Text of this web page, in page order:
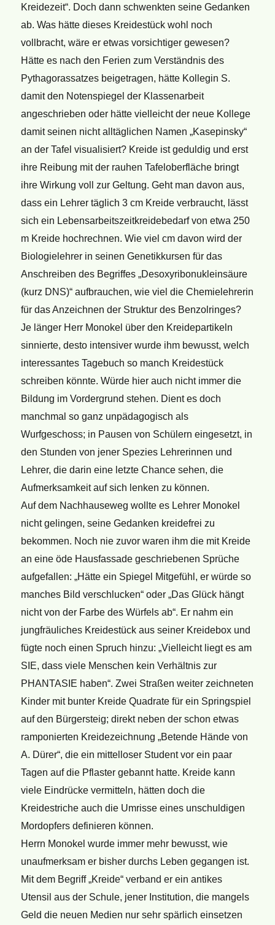
Kreidezeit“. Doch dann schwenkten seine Gedanken
ab. Was hätte dieses Kreidestück wohl noch
vollbracht, wäre er etwas vorsichtiger gewesen?
Hätte es nach den Ferien zum Verständnis des
Pythagorassatzes beigetragen, hätte Kollegin S.
damit den Notenspiegel der Klassenarbeit
angeschrieben oder hätte vielleicht der neue Kollege
damit seinen nicht alltäglichen Namen „Kasepinsky“
an der Tafel visualisiert? Kreide ist geduldig und erst
ihre Reibung mit der rauhen Tafeloberfläche bringt
ihre Wirkung voll zur Geltung. Geht man davon aus,
dass ein Lehrer täglich 3 cm Kreide verbraucht, lässt
sich ein Lebensarbeitszeitkreidebedarf von etwa 250
m Kreide hochrechnen. Wie viel cm davon wird der
Biologielehrer in seinen Genetikkursen für das
Anschreiben des Begriffes „Desoxyribonukleinsäure
(kurz DNS)“ aufbrauchen, wie viel die Chemielehrerin
für das Anzeichnen der Struktur des Benzolringes?
Je länger Herr Monokel über den Kreidepartikeln
sinnierte, desto intensiver wurde ihm bewusst, welch
interessantes Tagebuch so manch Kreidestück
schreiben könnte. Würde hier auch nicht immer die
Bildung im Vordergrund stehen. Dient es doch
manchmal so ganz unpädagogisch als
Wurfgeschoss; in Pausen von Schülern eingesetzt, in
den Stunden von jener Spezies Lehrerinnen und
Lehrer, die darin eine letzte Chance sehen, die
Aufmerksamkeit auf sich lenken zu können.
Auf dem Nachhauseweg wollte es Lehrer Monokel
nicht gelingen, seine Gedanken kreidefrei zu
bekommen. Noch nie zuvor waren ihm die mit Kreide
an eine öde Hausfassade geschriebenen Sprüche
aufgefallen: „Hätte ein Spiegel Mitgefühl, er würde so
manches Bild verschlucken“ oder „Das Glück hängt
nicht von der Farbe des Würfels ab“. Er nahm ein
jungfräuliches Kreidestück aus seiner Kreidebox und
fügte noch einen Spruch hinzu: „Vielleicht liegt es am
SIE, dass viele Menschen kein Verhältnis zur
PHANTASIE haben“. Zwei Straßen weiter zeichneten
Kinder mit bunter Kreide Quadrate für ein Springspiel
auf den Bürgersteig; direkt neben der schon etwas
ramponierten Kreidezeichnung „Betende Hände von
A. Dürer“, die ein mittelloser Student vor ein paar
Tagen auf die Pflaster gebannt hatte. Kreide kann
viele Eindrücke vermitteln, hätten doch die
Kreidestriche auch die Umrisse eines unschuldigen
Mord­opfers definieren können.
Herrn Monokel wurde immer mehr bewusst, wie
unaufmerksam er bisher durchs Leben gegangen ist.
Mit dem Begriff „Kreide“ verband er ein antikes
Utensil aus der Schule, jener Institution, die mangels
Geld die neuen Medien nur sehr spärlich einsetzen